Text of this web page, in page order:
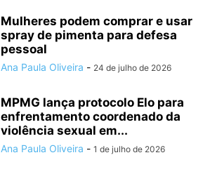
Mulheres podem comprar e usar
spray de pimenta para defesa
pessoal
Ana Paula Oliveira - 24 de julho de 2026
MPMG lança protocolo Elo para
enfrentamento coordenado da
violência sexual em...
Ana Paula Oliveira - 1 de julho de 2026